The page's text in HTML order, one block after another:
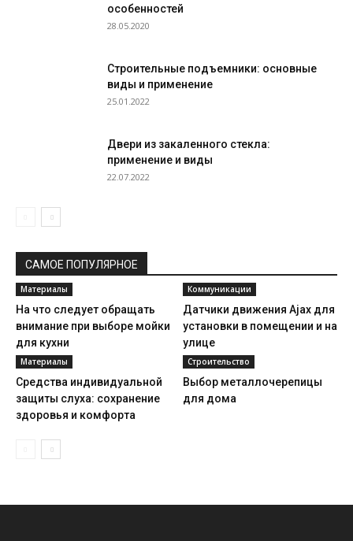
особенностей
28.05.2020
Строительные подъемники: основные
виды и применение
25.01.2022
Двери из закаленного стекла:
применение и виды
22.07.2022
САМОЕ ПОПУЛЯРНОЕ
Материалы
На что следует обращать
внимание при выборе мойки
для кухни
Коммуникации
Датчики движения Ajax для
установки в помещении и на
улице
Материалы
Средства индивидуальной
защиты слуха: сохранение
здоровья и комфорта
Строительство
Выбор металлочерепицы
для дома